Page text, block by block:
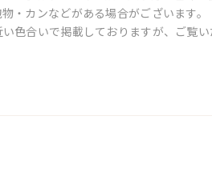
・カンなどがある場合がございます。
色合いで掲載しておりますが、ご覧